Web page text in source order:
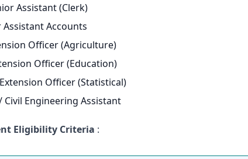
Assistant (Clerk)
Assistant Accounts
Officer (Agriculture)
Officer (Education)
/ Extension Officer (Statistical)
Civil Engineering Assistant
Eligibility Criteria :